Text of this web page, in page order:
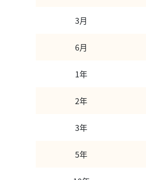
3月
6月
1年
2年
3年
5年